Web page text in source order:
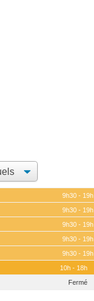
9h30 - 19h
9h30 - 19h
9h30 - 19h
9h30 - 19h
9h30 - 19h
10h - 18h
Fermé